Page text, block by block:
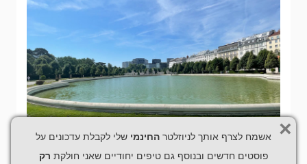
אשמח לצרף אותך לניוזלטר החינמי שלי לקבלת עדכונים על
פוסטים חדשים ובנוסף גם טיפים יחודיים שאני חולקת רק
×